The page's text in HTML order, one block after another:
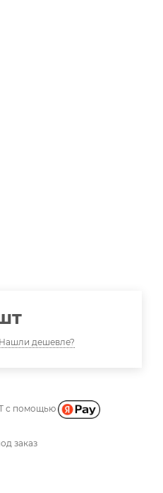
Нашли дешевле?
с помощью
заказ